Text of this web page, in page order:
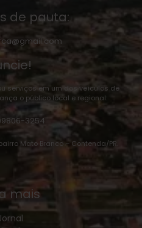
de pauta:
serviços em um dos veículos de
o público local e regional:
3254
Mato Branco – Contenda/PR.
mais